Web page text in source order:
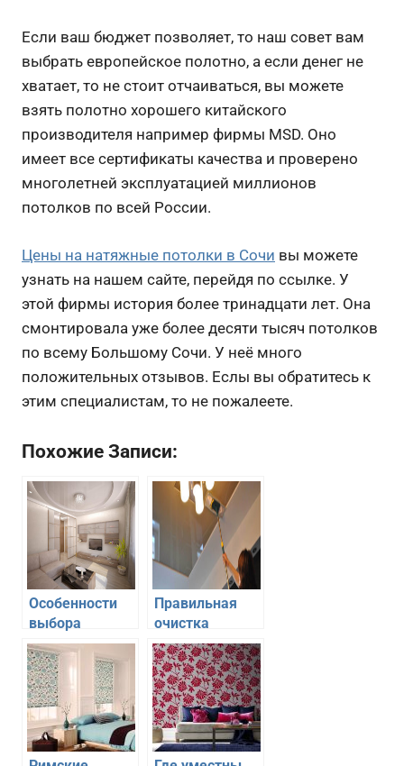
Если ваш бюджет позволяет, то наш совет вам
выбрать европейское полотно, а если денег не
хватает, то не стоит отчаиваться, вы можете
взять полотно хорошего китайского
производителя например фирмы MSD. Оно
имеет все сертификаты качества и проверено
многолетней эксплуатацией миллионов
потолков по всей России.
Цены на натяжные потолки в Сочи вы можете
узнать на нашем сайте, перейдя по ссылке. У
этой фирмы история более тринадцати лет. Она
смонтировала уже более десяти тысяч потолков
по всему Большому Сочи. У неё много
положительных отзывов. Еслы вы обратитесь к
этим специалистам, то не пожалеете.
Похожие Записи:
Особенности
выбора
натяжного
потолка для
спальни
Правильная
очистка
натяжного
потолка на
кухне